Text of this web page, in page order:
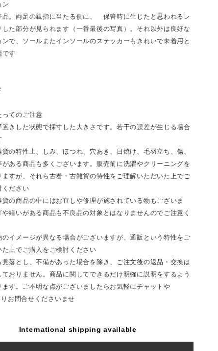
ン
品。両足の親指に当たる側に、 保管時に生じたと思われるレ
した部分が見られます（一番最後の写真）。それ以外は良好な
ンで、ソールまたインソールのステッカーもきれいで未着用と
です
ってのご注意
置きした状態で採寸した大きさです。若干の誤差が生じる場合
貨の特性上、しみ、ほつれ、穴あき、日焼け、毛羽立ち、傷、
がある商品も多くございます。販売前に洗濯やクリーニングを
ますが、それら古着・古雑貨の特性をご理解いただいた上でご
ください
貨の商品の中にはお直しや修理が施されている物もございま
繕いがある商品も不良品の対象とはなりませんのでご注意く
のイメージが異なる場合がございますが、通販という特性をご
た上でご購入をご検討ください
見落とし、不備があった場合を除き、ご注文後の返品・交換は
ておりません。商品に関してできるだけ明確に説明をするよう
ます。ご不明な点がございましたらお気軽にチャットや
お問合せくださいませ
International shipping available